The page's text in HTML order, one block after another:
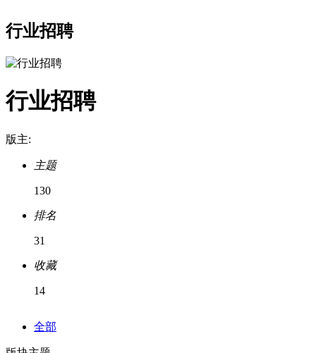
行业招聘
行业招聘
版主:
主题
130
排名
31
收藏
14
全部